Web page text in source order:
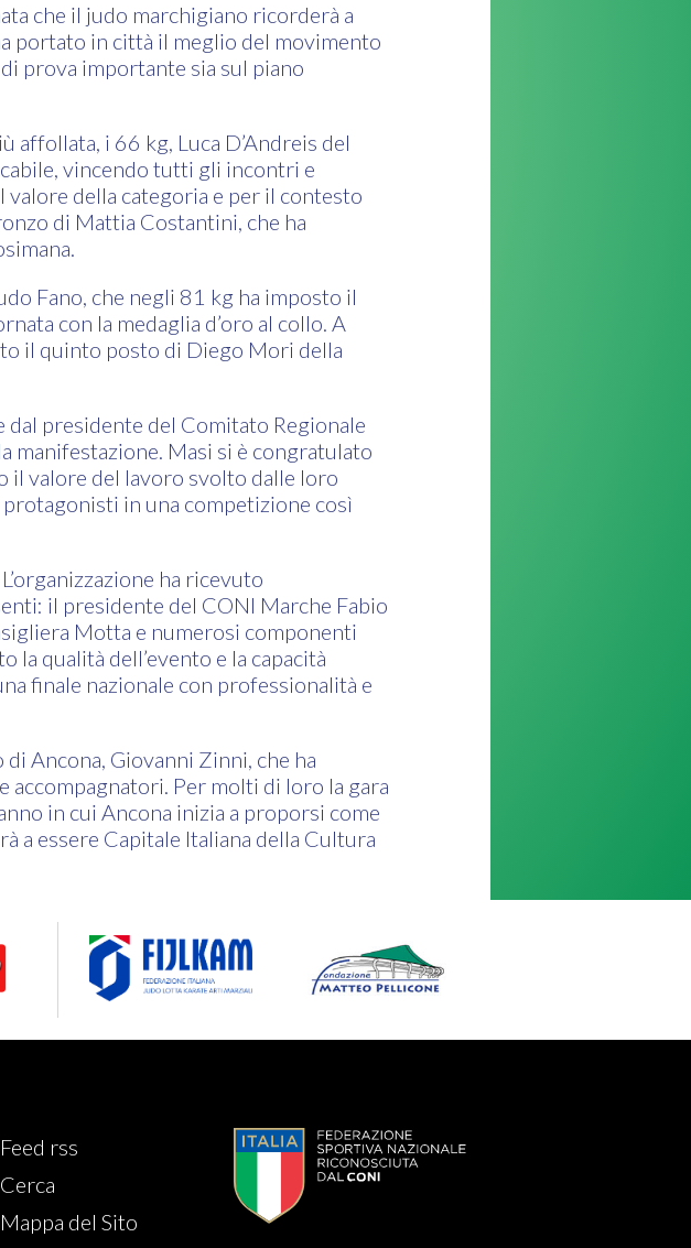
che il judo marchigiano ricorderà a
portato in città il meglio del movimento
prova importante sia sul piano
affollata, i 66 kg, Luca D’Andreis del
vincendo tutti gli incontri e
della categoria e per il contesto
di Mattia Costantini, che ha
Fano, che negli 81 kg ha imposto il
con la medaglia d’oro al collo. A
il quinto posto di Diego Mori della
dal presidente del Comitato Regionale
manifestazione. Masi si è congratulato
il valore del lavoro svolto dalle loro
in una competizione così
ha ricevuto
il presidente del CONI Marche Fabio
Motta e numerosi componenti
qualità dell’evento e la capacità
finale nazionale con professionalità e
Ancona, Giovanni Zinni, che ha
accompagnatori. Per molti di loro la gara
in cui Ancona inizia a proporsi come
a essere Capitale Italiana della Cultura
Feed rss
Cerca
Mappa del Sito